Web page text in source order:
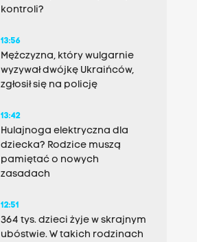
kontroli?
13:56
Mężczyzna, który wulgarnie
wyzywał dwójkę Ukraińców,
zgłosił się na policję
13:42
Hulajnoga elektryczna dla
dziecka? Rodzice muszą
pamiętać o nowych
zasadach
12:51
364 tys. dzieci żyje w skrajnym
ubóstwie. W takich rodzinach